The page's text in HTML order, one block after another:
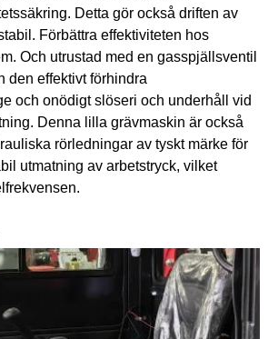
Detta gör också driften av
Förbättra effektiviteten hos
Och utrustad med en gasspjällsventil
den effektivt förhindra
och onödigt slöseri och underhåll vid
Denna lilla grävmaskin är också
rörledningar av tyskt märke för
utmatning av arbetstryck, vilket